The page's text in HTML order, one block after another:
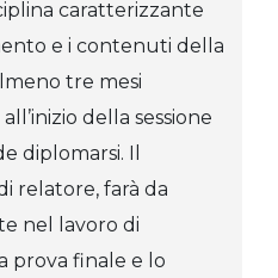
caratterizzante
e i contenuti della
tre mesi
della sessione
diplomarsi. Il
relatore, farà da
nel lavoro di
prova finale e lo